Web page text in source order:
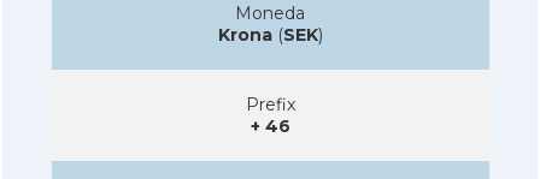
Moneda
Krona(SEK)
Prefix
+ 46